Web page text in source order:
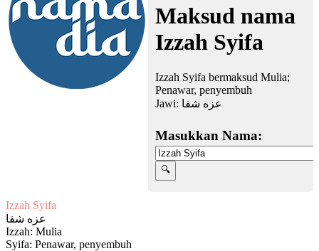
Maksud nama
Izzah Syifa
Izzah Syifa bermaksud Mulia;
Penawar, penyembuh
Jawi: عزه شفا
Masukkan Nama:
Izzah Syifa
عزه شفا
Izzah: Mulia
Syifa: Penawar, penyembuh